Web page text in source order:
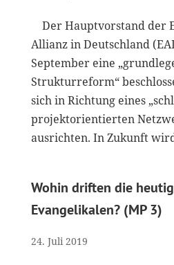
Der Hauptvorstand der
Allianz in Deutschland
September eine
Strukturreform“
sich in Richtung eines
projektorientierten
ausrichten. In Zukunft
Wohin driften die
Evangelikalen? (MP 3)
24. Juli 2019